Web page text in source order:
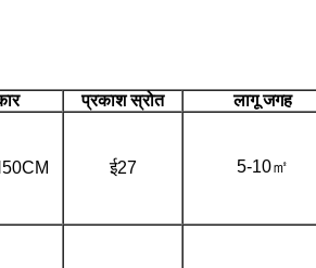
प्रकाश स्रोत लागू जगह
ई27 5-10㎡